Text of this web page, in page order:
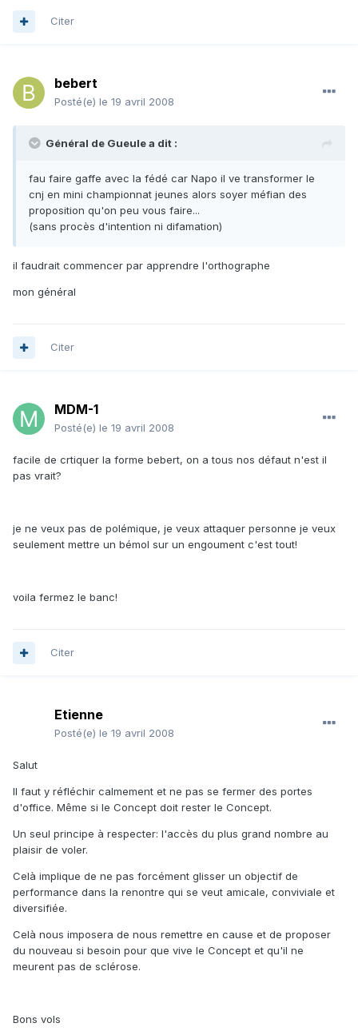
Citer
bebert
Posté(e) le 19 avril 2008
Général de Gueule a dit :
fau faire gaffe avec la fédé car Napo il ve transformer le
cnj en mini championnat jeunes alors soyer méfian des
proposition qu'on peu vous faire...
(sans procès d'intention ni difamation)
il faudrait commencer par apprendre l'orthographe
mon général
Citer
MDM-1
Posté(e) le 19 avril 2008
facile de crtiquer la forme bebert, on a tous nos défaut n'est il
pas vrait?
je ne veux pas de polémique, je veux attaquer personne je veux
seulement mettre un bémol sur un engoument c'est tout!
voila fermez le banc!
Citer
Etienne
Posté(e) le 19 avril 2008
Salut
Il faut y réfléchir calmement et ne pas se fermer des portes
d'office. Même si le Concept doit rester le Concept.
Un seul principe à respecter: l'accès du plus grand nombre au
plaisir de voler.
Celà implique de ne pas forcément glisser un objectif de
performance dans la renontre qui se veut amicale, conviviale et
diversifiée.
Celà nous imposera de nous remettre en cause et de proposer
du nouveau si besoin pour que vive le Concept et qu'il ne
meurent pas de sclérose.
Bons vols